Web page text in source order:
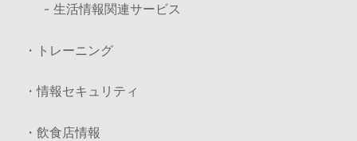
- 生活情報関連サービス
・トレーニング
・情報セキュリティ
・飲食店情報